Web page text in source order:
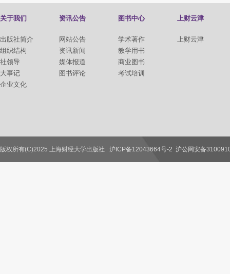
关于我们
出版社简介
组织结构
社领导
大事记
企业文化
资讯公告
网站公告
资讯新闻
媒体报道
图书评论
图书中心
学术著作
教学用书
商业图书
考试培训
上财云津
上财云津
联系我们
版权所有(C)2025 上海财经大学出版社 沪ICP备12043664号-2 沪公网安备